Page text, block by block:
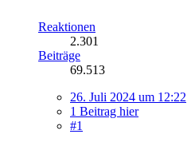
Reaktionen
2.301
Beiträge
69.513
26. Juli 2024 um 12:22
1 Beitrag hier
#1